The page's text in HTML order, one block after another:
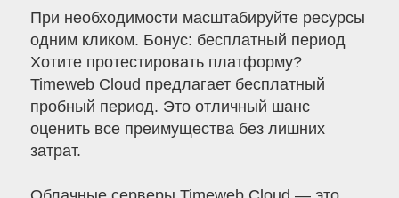
При необходимости масштабируйте ресурсы
одним кликом. Бонус: бесплатный период
Хотите протестировать платформу?
Timeweb Cloud предлагает бесплатный
пробный период. Это отличный шанс
оценить все преимущества без лишних
затрат.